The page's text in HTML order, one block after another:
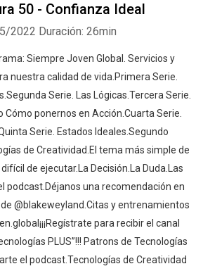
50 - Confianza Ideal
2022 Duración: 26min
Siempre Joven Global. Servicios y
nuestra calidad de vida.Primera Serie.
Serie. Las Lógicas.Tercera Serie.
Cómo ponernos en Acción.Cuarta Serie.
Serie. Estados Ideales.Segundo
de Creatividad.El tema más simple de
de ejecutar.La Decisión.La Duda.Las
podcast.Déjanos una recomendación en
@blakeweyland.Citas y entrenamientos
para recibir el canal
PLUS”!!! Patrons de Tecnologías
el podcast.Tecnologías de Creatividad